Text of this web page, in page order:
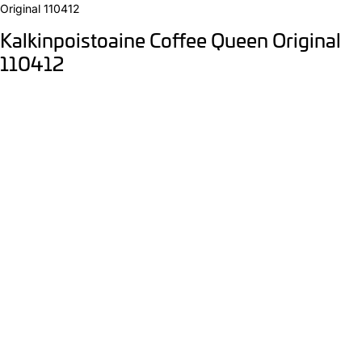
Original 110412
Kalkinpoistoaine Coffee Queen Original
110412